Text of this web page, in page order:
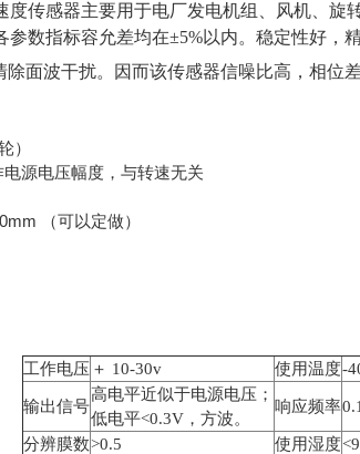
度传感器主要用于电厂发电机组、风机、
数指标容允差均在±5%以内。稳定性好，
除面波干扰。因而该传感器信噪比高，相位
）
源电压幅度，与转速无关
（可以定做）
工作电压 ＋ 10-30v 使用温度-
输出信号
高电平近似于电源电压；
低电平<0.3V，方波。
响应频率
分辨膜数>0.5 使用湿度